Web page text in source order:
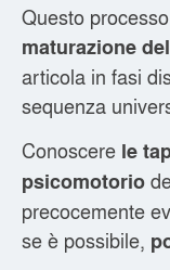
Questo
maturazione
articola in fasi
sequenza
Conoscere le
psicomotorio
precocemente
se è possibile,